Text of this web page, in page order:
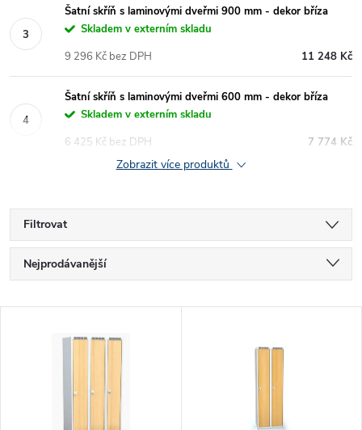
Šatní skříň s laminovými dveřmi 900 mm - dekor bříza
Skladem v externím skladu
11 248 Kč
9 296 Kč bez DPH
Šatní skříň s laminovými dveřmi 600 mm - dekor bříza
Skladem v externím skladu
7 774 Kč
6 425 Kč bez DPH
Zobrazit více produktů
Filtrovat
Ř
a
Nejprodávanější